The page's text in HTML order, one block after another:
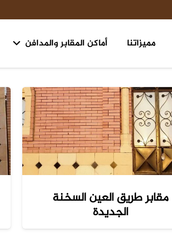
مميزاتنا أماكن المقابر والمدافن
مقابر طريق العين السخنة
الجديدة